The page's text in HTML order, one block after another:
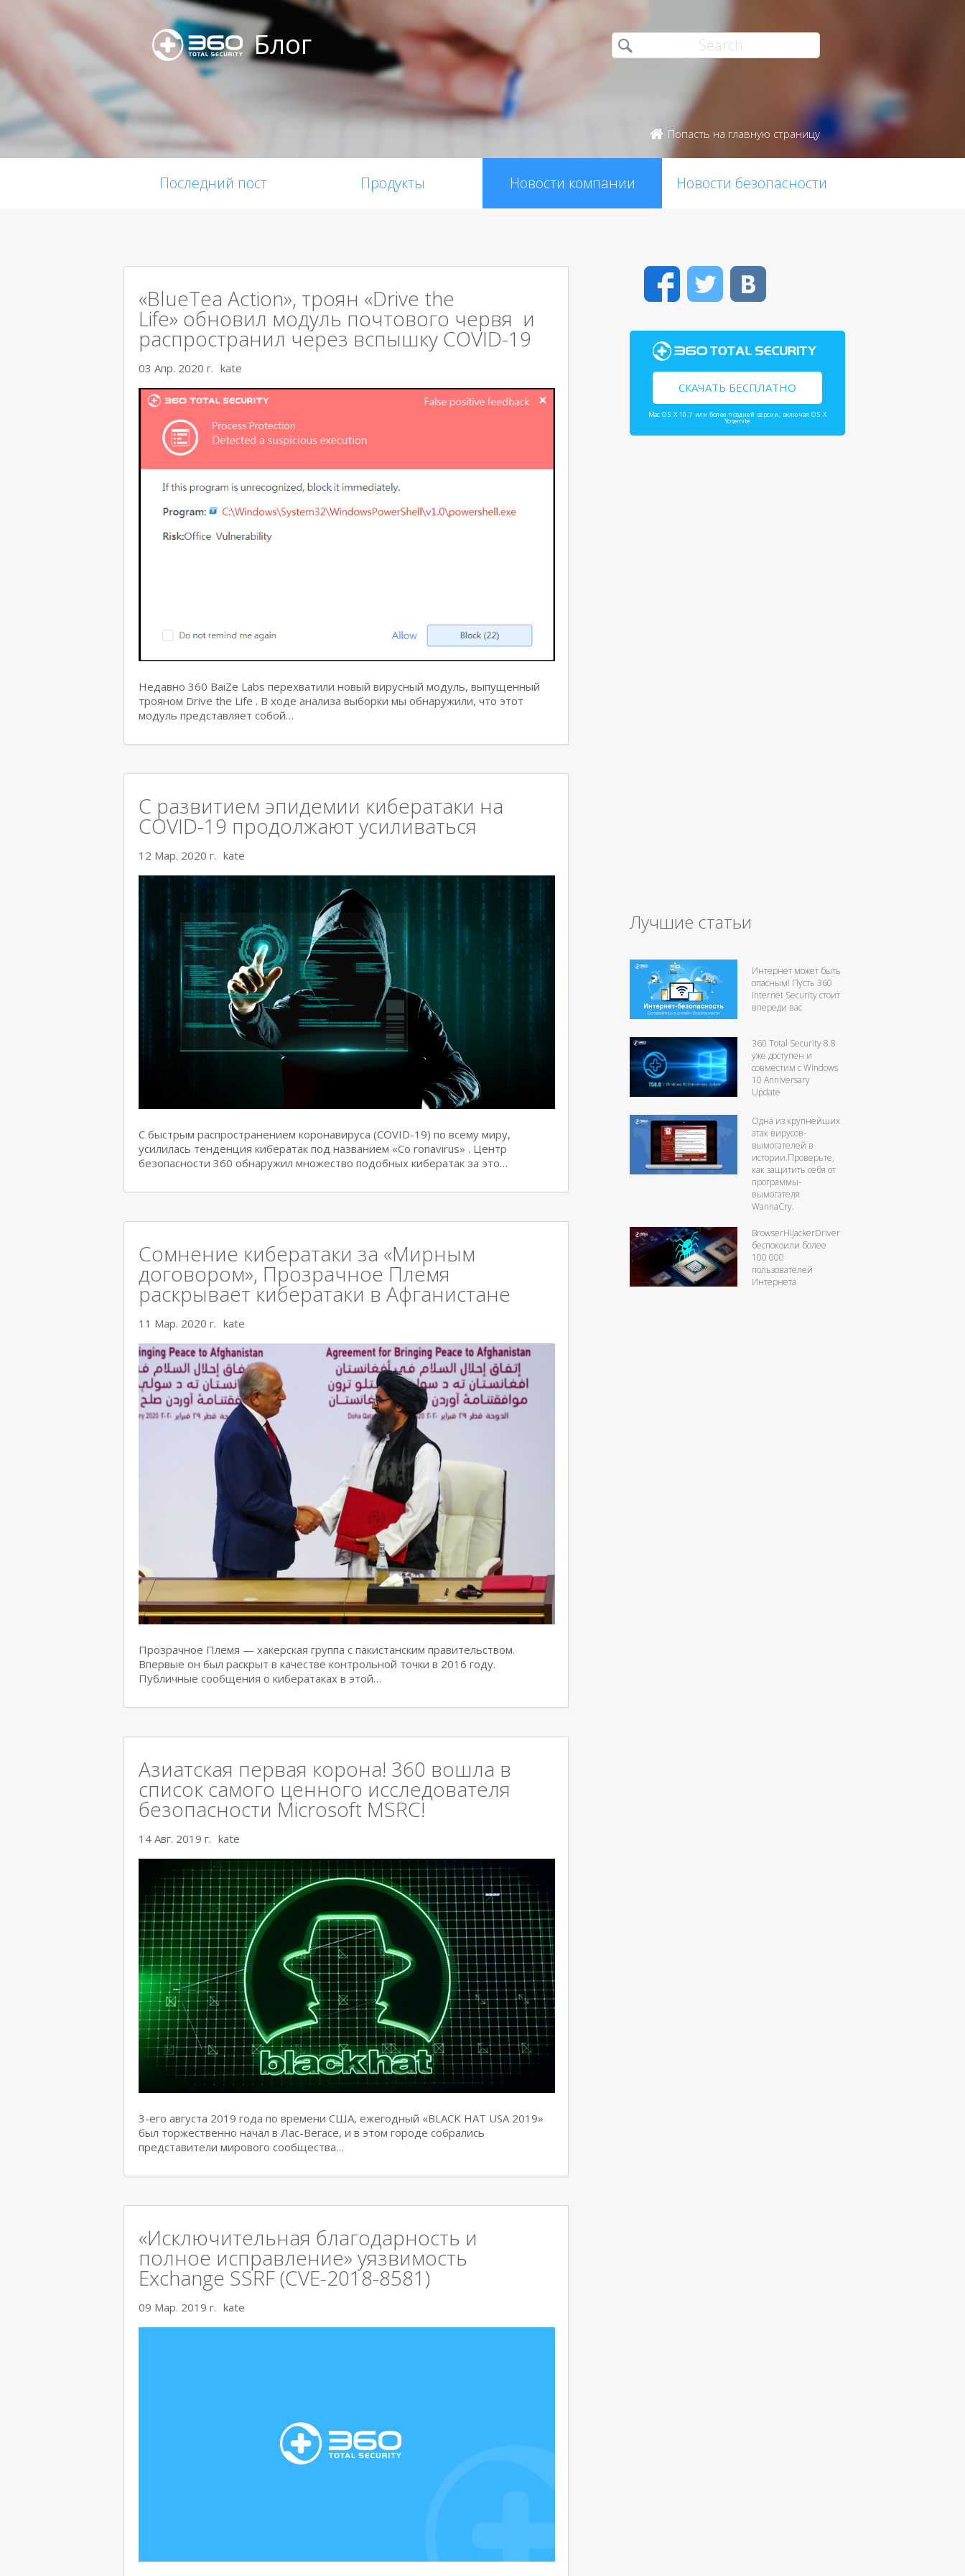
Блог
Попасть на главную страницу
Последний пост Продукты Новости компании Новости безопасности
«BlueTea Action», троян «Drive the
Life» обновил модуль почтового червя и
распространил через вспышку COVID-19
03 Апр. 2020 г. kate
Недавно 360 BaiZe Labs перехватили новый вирусный модуль, выпущенный
трояном Drive the Life . В ходе анализа выборки мы обнаружили, что этот
модуль представляет собой…
С развитием эпидемии кибератаки на
COVID-19 продолжают усиливаться
12 Мар. 2020 г. kate
С быстрым распространением коронавируса (COVID-19) по всему миру,
усилилась тенденция кибератак под названием «Co ronavirus» . Центр
безопасности 360 обнаружил множество подобных кибератак за это…
Сомнение кибератаки за «Мирным
договором», Прозрачное Племя
раскрывает кибератаки в Афганистане
11 Мар. 2020 г. kate
Прозрачное Племя — хакерская группа с пакистанским правительством.
Впервые он был раскрыт в качестве контрольной точки в 2016 году.
Публичные сообщения о кибератаках в этой…
Азиатская первая корона! 360 вошла в
список самого ценного исследователя
безопасности Microsoft MSRC!
14 Авг. 2019 г. kate
3-его августа 2019 года по времени США, ежегодный «BLACK HAT USA 2019»
был торжественно начал в Лас-Вегасе, и в этом городе собрались
представители мирового сообщества…
«Исключительная благодарность и
полное исправление» уязвимость
Exchange SSRF (CVE-2018-8581)
09 Мар. 2019 г. kate
FacebookTwitter
СКАЧАТЬ БЕСПЛАТНО
Mac OS X 10.7 или более поздней версии, включая OS X
Yosemite
Лучшие статьи
Интернет может быть
опасным! Пусть 360
Internet Security стоит
впереди вас
360 Total Security 8.8
уже доступен и
совместим с Windows
10 Anniversary
Update
Одна из крупнейших
атак вирусов-
вымогателей в
истории.Проверьте,
как защитить себя от
программы-
вымогателя
WannaCry.
BrowserHijackerDriver
беспокоили более
100 000
пользователей
Интернета